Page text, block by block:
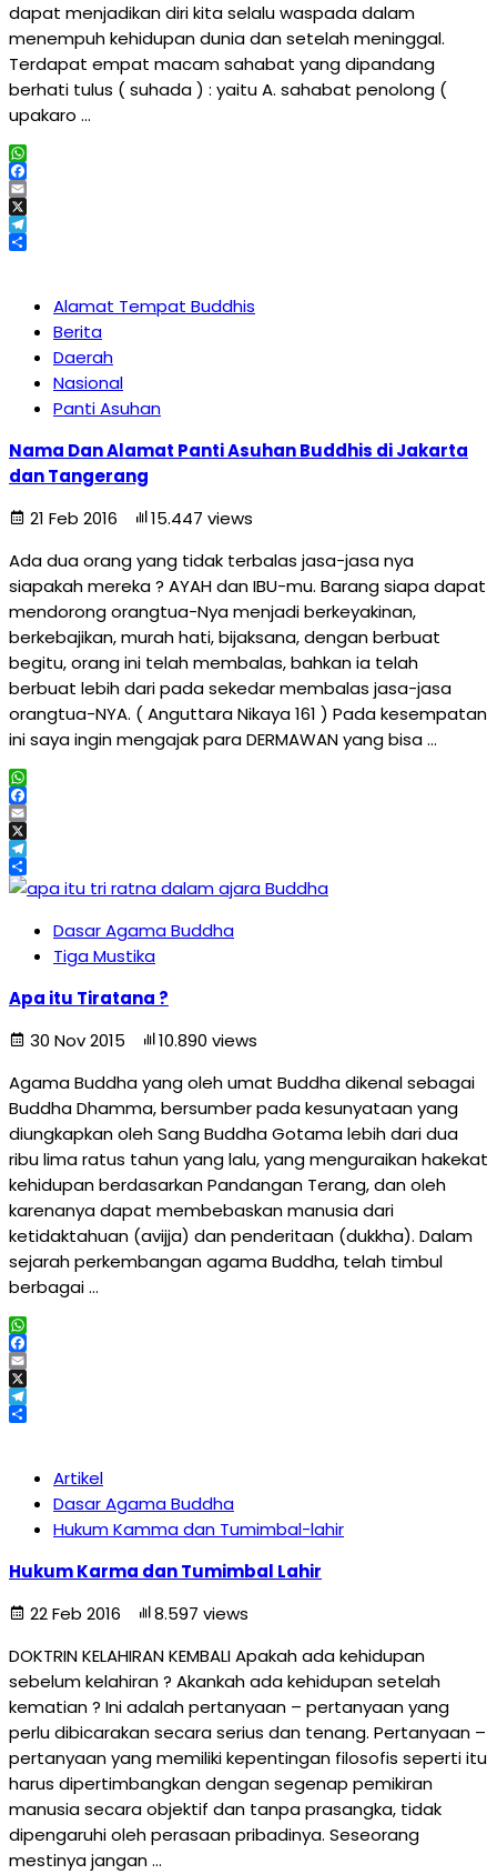
dapat menjadikan diri kita selalu waspada dalam
menempuh kehidupan dunia dan setelah meninggal.
Terdapat empat macam sahabat yang dipandang
berhati tulus ( suhada ) : yaitu A. sahabat penolong (
upakaro …
WhatsApp
Facebook
Email
X
Telegram
Alamat Tempat Buddhis
Berita
Daerah
Nasional
Panti Asuhan
Nama Dan Alamat Panti Asuhan Buddhis di Jakarta
dan Tangerang
21 Feb 2016
15.447 views
Ada dua orang yang tidak terbalas jasa-jasa nya
siapakah mereka ? AYAH dan IBU-mu. Barang siapa dapat
mendorong orangtua-Nya menjadi berkeyakinan,
berkebajikan, murah hati, bijaksana, dengan berbuat
begitu, orang ini telah membalas, bahkan ia telah
berbuat lebih dari pada sekedar membalas jasa-jasa
orangtua-NYA. ( Anguttara Nikaya 161 ) Pada kesempatan
ini saya ingin mengajak para DERMAWAN yang bisa …
WhatsApp
Facebook
Email
X
Telegram
Share
Dasar Agama Buddha
Tiga Mustika
Apa itu Tiratana ?
30 Nov 2015
10.890 views
Agama Buddha yang oleh umat Buddha dikenal sebagai
Buddha Dhamma, bersumber pada kesunyataan yang
diungkapkan oleh Sang Buddha Gotama lebih dari dua
ribu lima ratus tahun yang lalu, yang menguraikan hakekat
kehidupan berdasarkan Pandangan Terang, dan oleh
karenanya dapat membebaskan manusia dari
ketidaktahuan (avijja) dan penderitaan (dukkha). Dalam
sejarah perkembangan agama Buddha, telah timbul
berbagai …
WhatsApp
Facebook
Email
X
Telegram
Artikel
Dasar Agama Buddha
Hukum Kamma dan Tumimbal-lahir
Hukum Karma dan Tumimbal Lahir
22 Feb 2016
8.597 views
DOKTRIN KELAHIRAN KEMBALI Apakah ada kehidupan
sebelum kelahiran ? Akankah ada kehidupan setelah
kematian ? Ini adalah pertanyaan – pertanyaan yang
perlu dibicarakan secara serius dan tenang. Pertanyaan –
pertanyaan yang memiliki kepentingan filosofis seperti itu
harus dipertimbangkan dengan segenap pemikiran
manusia secara objektif dan tanpa prasangka, tidak
dipengaruhi oleh perasaan pribadinya. Seseorang
mestinya jangan …